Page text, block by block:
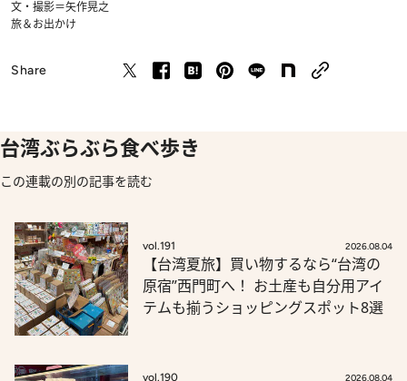
文・撮影＝矢作晃之
旅＆お出かけ
Share
台湾ぶらぶら食べ歩き
この連載の別の記事を読む
vol.191 2026.08.04
【台湾夏旅】買い物するなら“台湾の
原宿”西門町へ！ お土産も自分用アイ
テムも揃うショッピングスポット8選
vol.190 2026.08.04